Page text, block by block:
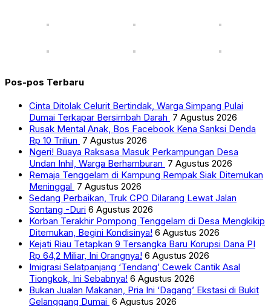
Pos-pos Terbaru
Cinta Ditolak Celurit Bertindak, Warga Simpang Pulai
Dumai Terkapar Bersimbah Darah 7 Agustus 2026
Rusak Mental Anak, Bos Facebook Kena Sanksi Denda
Rp 10 Triliun 7 Agustus 2026
Ngeri! Buaya Raksasa Masuk Perkampungan Desa
Undan Inhil, Warga Berhamburan 7 Agustus 2026
Remaja Tenggelam di Kampung Rempak Siak Ditemukan
Meninggal 7 Agustus 2026
Sedang Perbaikan, Truk CPO Dilarang Lewat Jalan
Sontang -Duri 6 Agustus 2026
Korban Terakhir Pompong Tenggelam di Desa Mengkikip
Ditemukan, Begini Kondisinya! 6 Agustus 2026
Kejati Riau Tetapkan 9 Tersangka Baru Korupsi Dana PI
Rp 64,2 Miliar, Ini Orangnya! 6 Agustus 2026
Imigrasi Selatpanjang ‘Tendang’ Cewek Cantik Asal
Tiongkok, Ini Sebabnya! 6 Agustus 2026
Bukan Jualan Makanan, Pria Ini ‘Dagang’ Ekstasi di Bukit
Gelanggang Dumai 6 Agustus 2026